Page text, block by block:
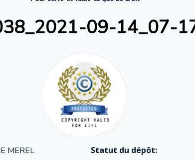
09-14_07-
MEREL
Statut du dépôt: